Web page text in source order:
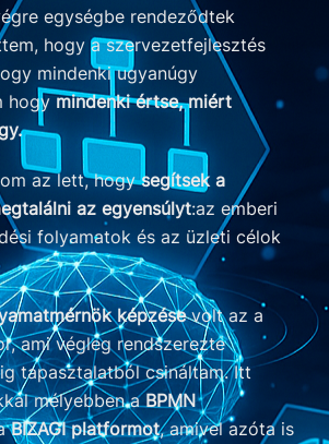
egységbe rendeződtek
hogy a szervezetfejlesztés
mindenki ugyanúgy
hogymindenki értse, miért
az lett, hogysegítsek a
az egyensúlyt:az emberi
folyamatok és az üzleti célok
képzésevolt az a
ami végleg rendszerezte
tapasztalatból csináltam. Itt
mélyebben aBPMN
BIZAGI platformot, amivel azóta is